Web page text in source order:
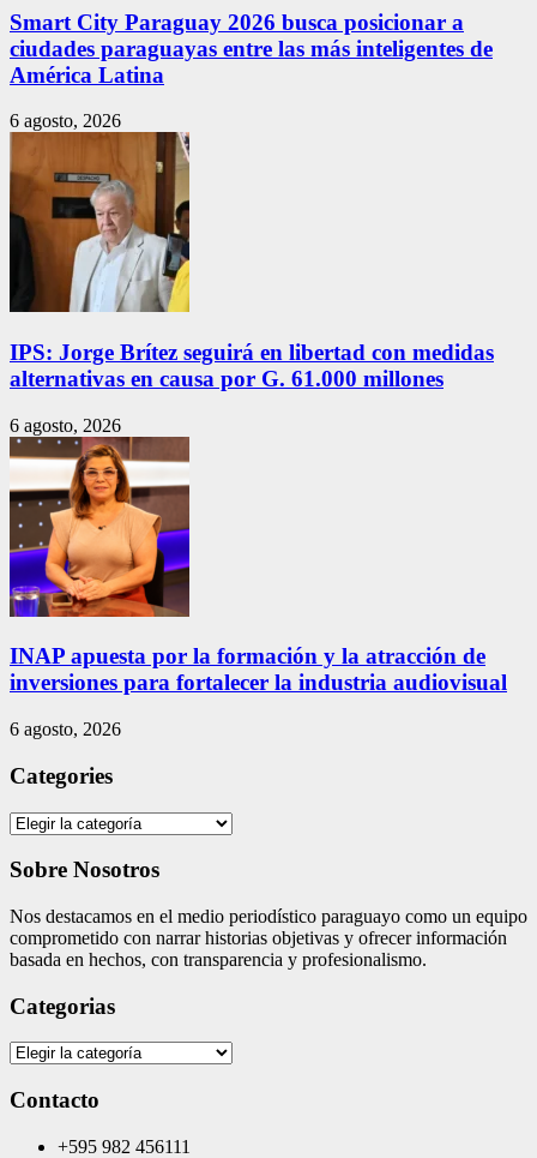
Smart City Paraguay 2026 busca posicionar a
ciudades paraguayas entre las más inteligentes de
América Latina
6 agosto, 2026
IPS: Jorge Brítez seguirá en libertad con medidas
alternativas en causa por G. 61.000 millones
6 agosto, 2026
INAP apuesta por la formación y la atracción de
inversiones para fortalecer la industria audiovisual
6 agosto, 2026
Categories
Categories
Sobre Nosotros
Nos destacamos en el medio periodístico paraguayo como un equipo
comprometido con narrar historias objetivas y ofrecer información
basada en hechos, con transparencia y profesionalismo.
Categorias
Categorias
Contacto
+595 982 456111